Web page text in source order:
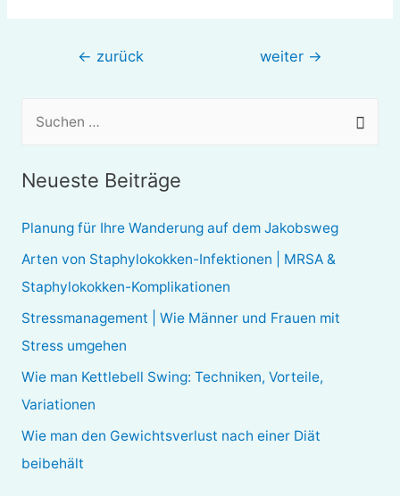
Beitragsnavigation
← zurück weiter →
e
n
n
Neueste Beiträge
Planung für Ihre Wanderung auf dem Jakobsweg
Arten von Staphylokokken-Infektionen | MRSA &
Staphylokokken-Komplikationen
Stressmanagement | Wie Männer und Frauen mit
Stress umgehen
Wie man Kettlebell Swing: Techniken, Vorteile,
Variationen
Wie man den Gewichtsverlust nach einer Diät
beibehält